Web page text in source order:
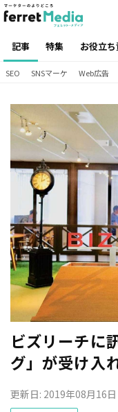
記事 特集 お役立
SEO SNSマーケ Web広告
ビズリーチに
グ」が受け入
更新日: 2019年08月16日